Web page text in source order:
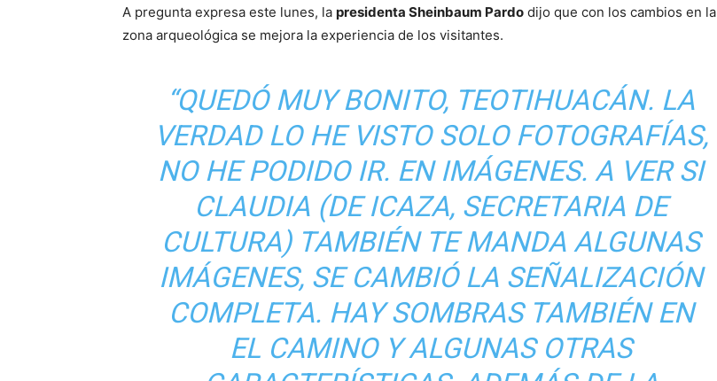
A pregunta expresa este lunes, la presidenta Sheinbaum Pardo dijo que con los cambios en la
zona arqueológica se mejora la experiencia de los visitantes.
“QUEDÓ MUY BONITO, TEOTIHUACÁN. LA
VERDAD LO HE VISTO SOLO FOTOGRAFÍAS,
NO HE PODIDO IR. EN IMÁGENES. A VER SI
CLAUDIA (DE ICAZA, SECRETARIA DE
CULTURA) TAMBIÉN TE MANDA ALGUNAS
IMÁGENES, SE CAMBIÓ LA SEÑALIZACIÓN
COMPLETA. HAY SOMBRAS TAMBIÉN EN
EL CAMINO Y ALGUNAS OTRAS